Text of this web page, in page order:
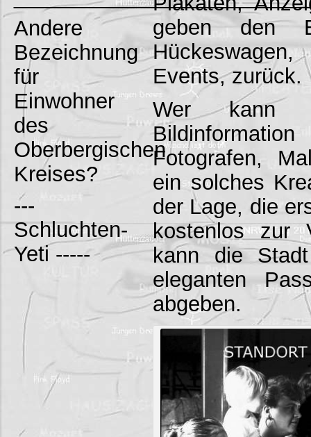
Andere
Bezeichnung
für
Einwohner
des
Oberbergischen
Kreises?
---
Schluchten-
Yeti -----
geben den
Events, zurück.
Wer kann
Fotografen,
ein solches
der Lage, die
kostenlos zur
kann die
eleganten
abgeben.